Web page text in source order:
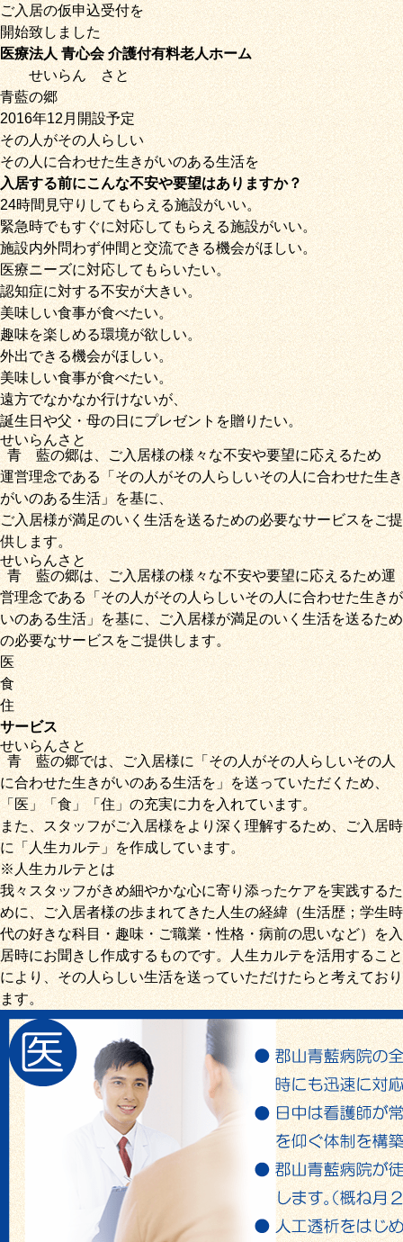
ご入居の仮申込受付を
開始致しました
医療法人 青心会 介護付有料老人ホーム
せいらんさと
青藍の郷
2016年12月開設予定
その人がその人らしい
その人に合わせた生きがいのある生活を
入居する前にこんな不安や要望はありますか？
24時間見守りしてもらえる施設がいい。
緊急時でもすぐに対応してもらえる施設がいい。
施設内外問わず仲間と交流できる機会がほしい。
医療ニーズに対応してもらいたい。
認知症に対する不安が大きい。
美味しい食事が食べたい。
趣味を楽しめる環境が欲しい。
外出できる機会がほしい。
美味しい食事が食べたい。
遠方でなかなか行けないが、
誕生日や父・母の日にプレゼントを贈りたい。
青藍
せいらん
の郷
さと
は、ご入居様の様々な不安や要望に応えるため
運営理念である「その人がその人らしいその人に合わせた生き
がいのある生活」を基に、
ご入居様が満足のいく生活を送るための必要なサービスをご提
供します。
青藍
せいらん
の郷
さと
は、ご入居様の様々な不安や要望に応えるため運
営理念である「その人がその人らしいその人に合わせた生きが
いのある生活」を基に、ご入居様が満足のいく生活を送るため
の必要なサービスをご提供します。
医
食
住
サービス
青藍
せいらん
の郷
さと
では、ご入居様に「その人がその人らしいその人
に合わせた生きがいのある生活を」を送っていただくため、
「医」 「食」「住」の充実に力を入れています。
また、スタッフがご入居様をより深く理解するため、ご入居時
に「人生カルテ」を作成しています。
※人生カルテとは
我々スタッフがきめ細やかな心に寄り添ったケアを実践するた
めに、ご入居者様の歩まれてきた人生の経緯（生活歴；学生時
代の好きな科目・趣味・ご職業・性格・病前の思いなど）を入
居時にお聞きし作成するものです。人生カルテを活用すること
により、その人らしい生活を送っていただけたらと考えており
ます。